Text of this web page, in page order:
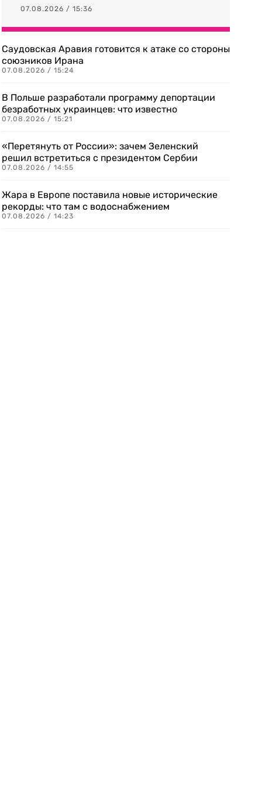
07.08.2026 / 15:36
Саудовская Аравия готовится к атаке со стороны
союзников Ирана
07.08.2026 / 15:24
В Польше разработали программу депортации
безработных украинцев: что известно
07.08.2026 / 15:21
«Перетянуть от России»: зачем Зеленский
решил встретиться с президентом Сербии
07.08.2026 / 14:55
Жара в Европе поставила новые исторические
рекорды: что там с водоснабжением
07.08.2026 / 14:23